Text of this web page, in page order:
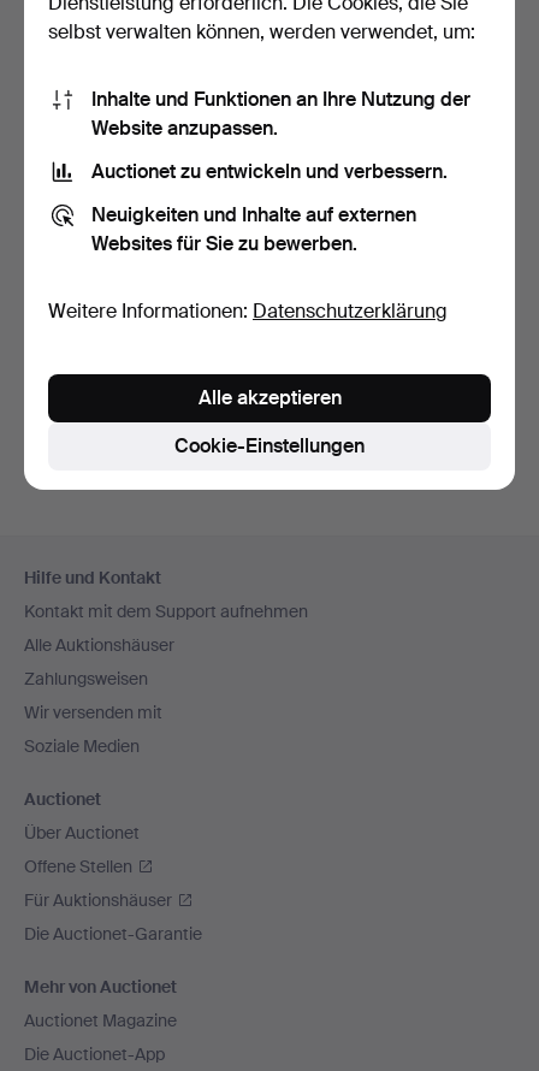
TABLETT, Teak, Trip Trap,
Dänemark.
5 Tage
SCHNEIDEBRETT.
Provenienz: Apoteket
Svanen…
6 Tage
Schätzwert
Beendete Auktionen aus unserem
Archivsuchen.
Navigation
Hilfe und Kontakt
Kontakt mit dem Support aufnehmen
Alle Auktionshäuser
Zahlungsweisen
Wir versenden mit
Soziale Medien
Auctionet
Über Auctionet
Offene Stellen
Für Auktionshäuser
Die Auctionet-Garantie
Mehr von Auctionet
Auctionet Magazine
Die Auctionet-App
selbst verwalten können, werden verwendet, um:
Inhalte und Funktionen an Ihre Nutzung der
Website anzupassen.
Auctionet zu entwickeln und verbessern.
Neuigkeiten und Inhalte auf externen
Websites für Sie zu bewerben.
Weitere Informationen: Datenschutzerklärung
Cookie-Einstellungen
Alle akzeptieren